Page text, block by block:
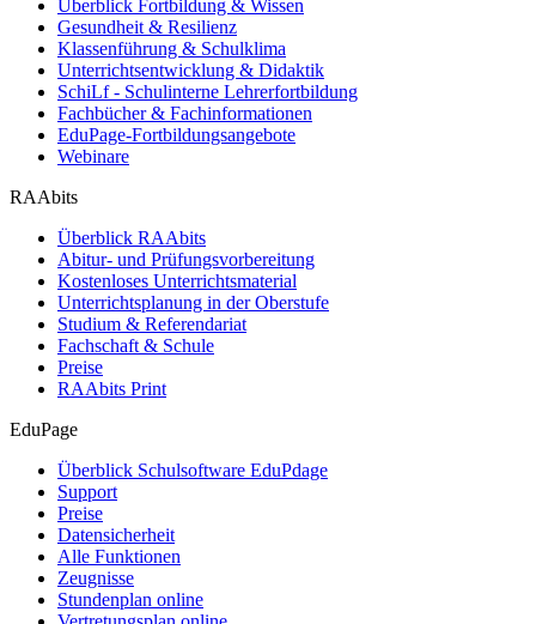
Überblick Fortbildung & Wissen
Gesundheit & Resilienz
Klassenführung & Schulklima
Unterrichtsentwicklung & Didaktik
SchiLf - Schulinterne Lehrerfortbildung
Fachbücher & Fachinformationen
EduPage-Fortbildungsangebote
Webinare
RAAbits
Überblick RAAbits
Abitur- und Prüfungsvorbereitung
Kostenloses Unterrichtsmaterial
Unterrichtsplanung in der Oberstufe
Studium & Referendariat
Fachschaft & Schule
Preise
RAAbits Print
EduPage
Überblick Schulsoftware EduPdage
Support
Preise
Datensicherheit
Alle Funktionen
Zeugnisse
Stundenplan online